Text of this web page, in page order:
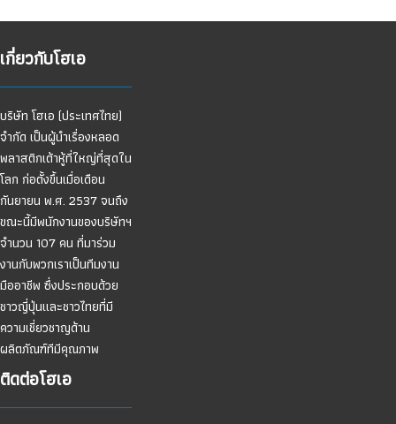
เกี่ยวกับโฮเอ
บริษัท โฮเอ (ประเทศไทย)
จำกัด เป็นผู้นำเรื่องหลอด
พลาสติกเต้าหู้ที่ใหญ่ที่สุดใน
โลก ก่อตั้งขึ้นเมื่อเดือน
กันยายน พ.ศ. 2537 จนถึง
ขณะนี้มีพนักงานของบริษัทฯ
จำนวน 107 คน ที่มาร่วม
งานกับพวกเราเป็นทีมงาน
มืออาชีพ ซึ่งประกอบด้วย
ชาวญี่ปุ่นและชาวไทยที่มี
ความเชี่ยวชาญด้าน
ผลิตภัณฑ์ทีมีคุณภาพ
ติดต่อโฮเอ